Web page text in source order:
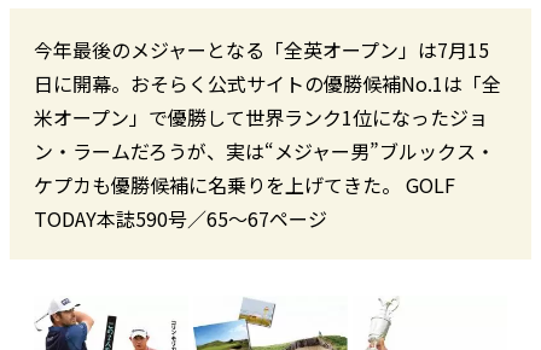
今年最後のメジャーとなる「全英オープン」は7月15
日に開幕。おそらく公式サイトの優勝候補No.1は「全
米オープン」で優勝して世界ランク1位になったジョ
ン・ラームだろうが、実は“メジャー男”ブルックス・
ケプカも優勝候補に名乗りを上げてきた。 GOLF
TODAY本誌590号／65〜67ページ